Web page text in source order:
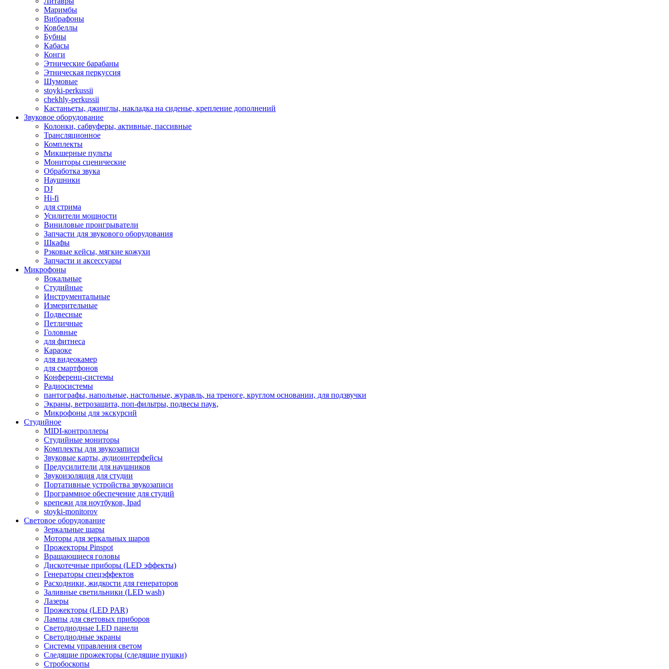
Маримбы
Вибрафоны
Ковбеллы
Бубны
Кабасы
Конги
Этнические барабаны
Этническая перкуссия
Шумовые
stoyki-perkussii
chekhly-perkussii
Кастаньеты, джинглы, накладка на сиденье, крепление дополнений
Звуковое оборудование
Колонки, сабвуферы, активные, пассивные
Трансляционное
Комплекты
Микшерные пульты
Мониторы сценические
Обработка звука
Наушники
DJ
Hi-fi
для стрима
Усилители мощности
Виниловые проигрыватели
Запчасти для звукового оборудования
Шкафы
Рэковые кейсы, мягкие кожухи
Запчасти и аксессуары
Микрофоны
Вокальные
Студийные
Инструментальные
Измерительные
Подвесные
Петличные
Головные
для фитнеса
Караоке
для видеокамер
для смартфонов
Конференц-системы
Радиосистемы
пантографы, напольные, настольные, журавль, на треноге, круглом основании, для подзвучки
Экраны, ветрозащита, поп-фильтры, подвесы паук,
Микрофоны для экскурсий
Студийное
MIDI-контроллеры
Студийные мониторы
Комплекты для звукозаписи
Звуковые карты, аудиоинтерфейсы
Предусилители для наушников
Звукоизоляция для студии
Портативные устройства звукозаписи
Программное обеспечение для студий
крепежи для ноутбуков, Ipad
stoyki-monitorov
Световое оборудование
Зеркальные шары
Моторы для зеркальных шаров
Прожекторы Pinspot
Вращающиеся головы
Дискотечные приборы (LED эффекты)
Генераторы спецэффектов
Расходники, жидкости для генераторов
Заливные светильники (LED wash)
Лазеры
Прожекторы (LED PAR)
Лампы для световых приборов
Светодиодные LED панели
Светодиодные экраны
Системы управления светом
Следящие прожекторы (следящие пушки)
Стробоскопы